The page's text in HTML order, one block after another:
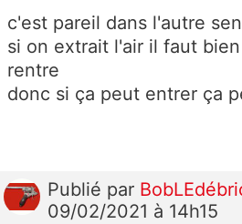
c'est pareil dans l'autre
si on extrait l'air il faut
rentre
donc si ça peut entrer ça
Publié par
09/02/2021 à 14h15